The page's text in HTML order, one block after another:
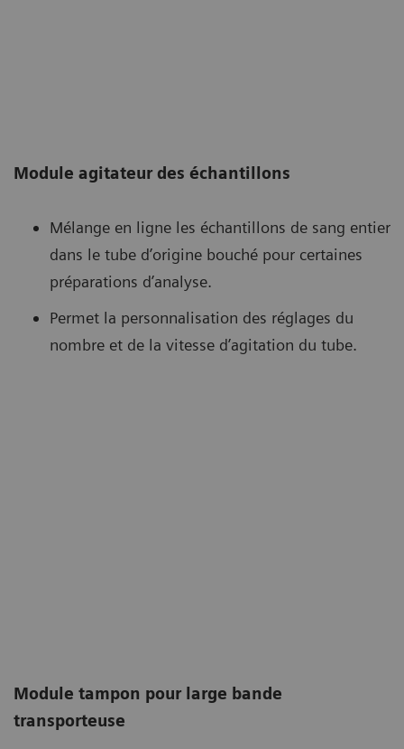
Module agitateur des échantillons
Mélange en ligne les échantillons de sang entier
dans le tube d’origine bouché pour certaines
préparations d’analyse.
Permet la personnalisation des réglages du
nombre et de la vitesse d’agitation du tube.
Module tampon pour large bande
transporteuse